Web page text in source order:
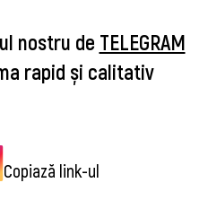
nostru de TELEGRAM
rapid și calitativ
Copiază link-ul